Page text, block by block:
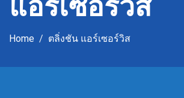
แอร์เซอร์วิส
Home ตลิ่งชัน แอร์เซอร์วิส